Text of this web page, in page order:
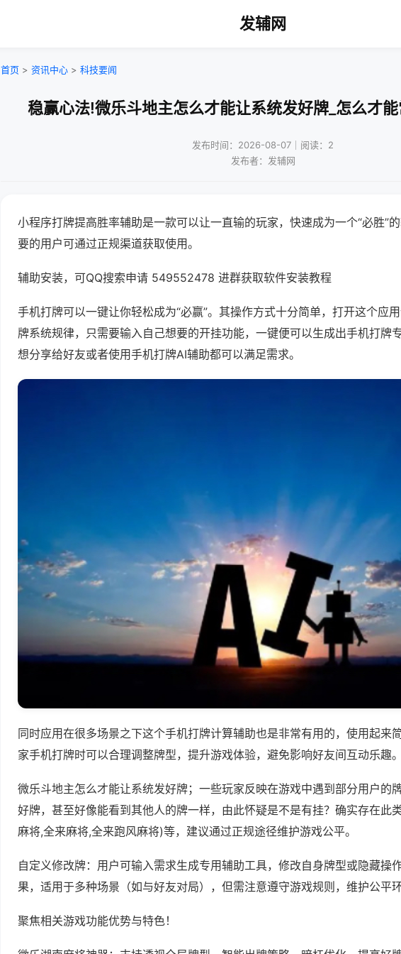
发辅网
首页 > 资讯中心 > 科技要闻
稳赢心法!微乐斗地主怎么才能让系统发好牌_怎么才
发布时间：2026-08-07｜阅读：2
发布者：发辅网
小程序打牌提高胜率辅助是一款可以让一直输的玩家，快速成为一个“必胜”
要的用户可通过正规渠道获取使用。
辅助安装，可QQ搜索申请 549552478 进群获取软件安装教程
手机打牌可以一键让你轻松成为“必赢”。其操作方式十分简单，打开这个应
牌系统规律，只需要输入自己想要的开挂功能，一键便可以生成出手机打牌
想分享给好友或者使用手机打牌AI辅助都可以满足需求。
同时应用在很多场景之下这个手机打牌计算辅助也是非常有用的，使用起来
家手机打牌时可以合理调整牌型，提升游戏体验，避免影响好友间互动乐趣。
微乐斗地主怎么才能让系统发好牌；一些玩家反映在游戏中遇到部分用户的
好牌，甚至好像能看到其他人的牌一样，由此怀疑是不是有挂？确实存在此
麻将,全来麻将,全来跑风麻将)等，建议通过正规途径维护游戏公平。
自定义修改牌：用户可输入需求生成专用辅助工具，修改自身牌型或隐藏操
果，适用于多种场景（如与好友对局），但需注意遵守游戏规则，维护公平环
聚焦相关游戏功能优势与特色！